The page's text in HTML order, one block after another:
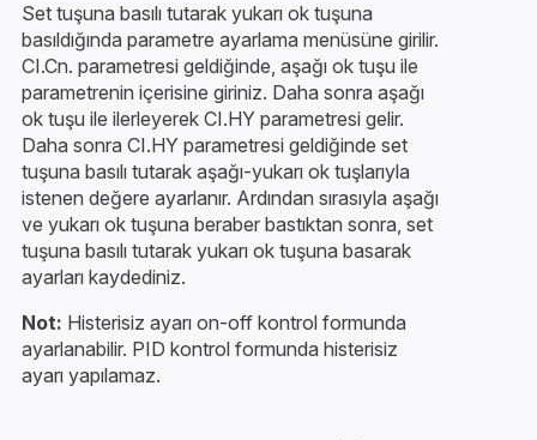
Set tuşuna basılı tutarak yukarı ok tuşuna
basıldığında parametre ayarlama menüsüne girilir.
CI.Cn. parametresi geldiğinde, aşağı ok tuşu ile
parametrenin içerisine giriniz. Daha sonra aşağı
ok tuşu ile ilerleyerek CI.HY parametresi gelir.
Daha sonra CI.HY parametresi geldiğinde set
tuşuna basılı tutarak aşağı-yukarı ok tuşlarıyla
istenen değere ayarlanır. Ardından sırasıyla aşağı
ve yukarı ok tuşuna beraber bastıktan sonra, set
tuşuna basılı tutarak yukarı ok tuşuna basarak
ayarları kaydediniz.
Not: Histerisiz ayarı on-off kontrol formunda
ayarlanabilir. PID kontrol formunda histerisiz
ayarı yapılamaz.